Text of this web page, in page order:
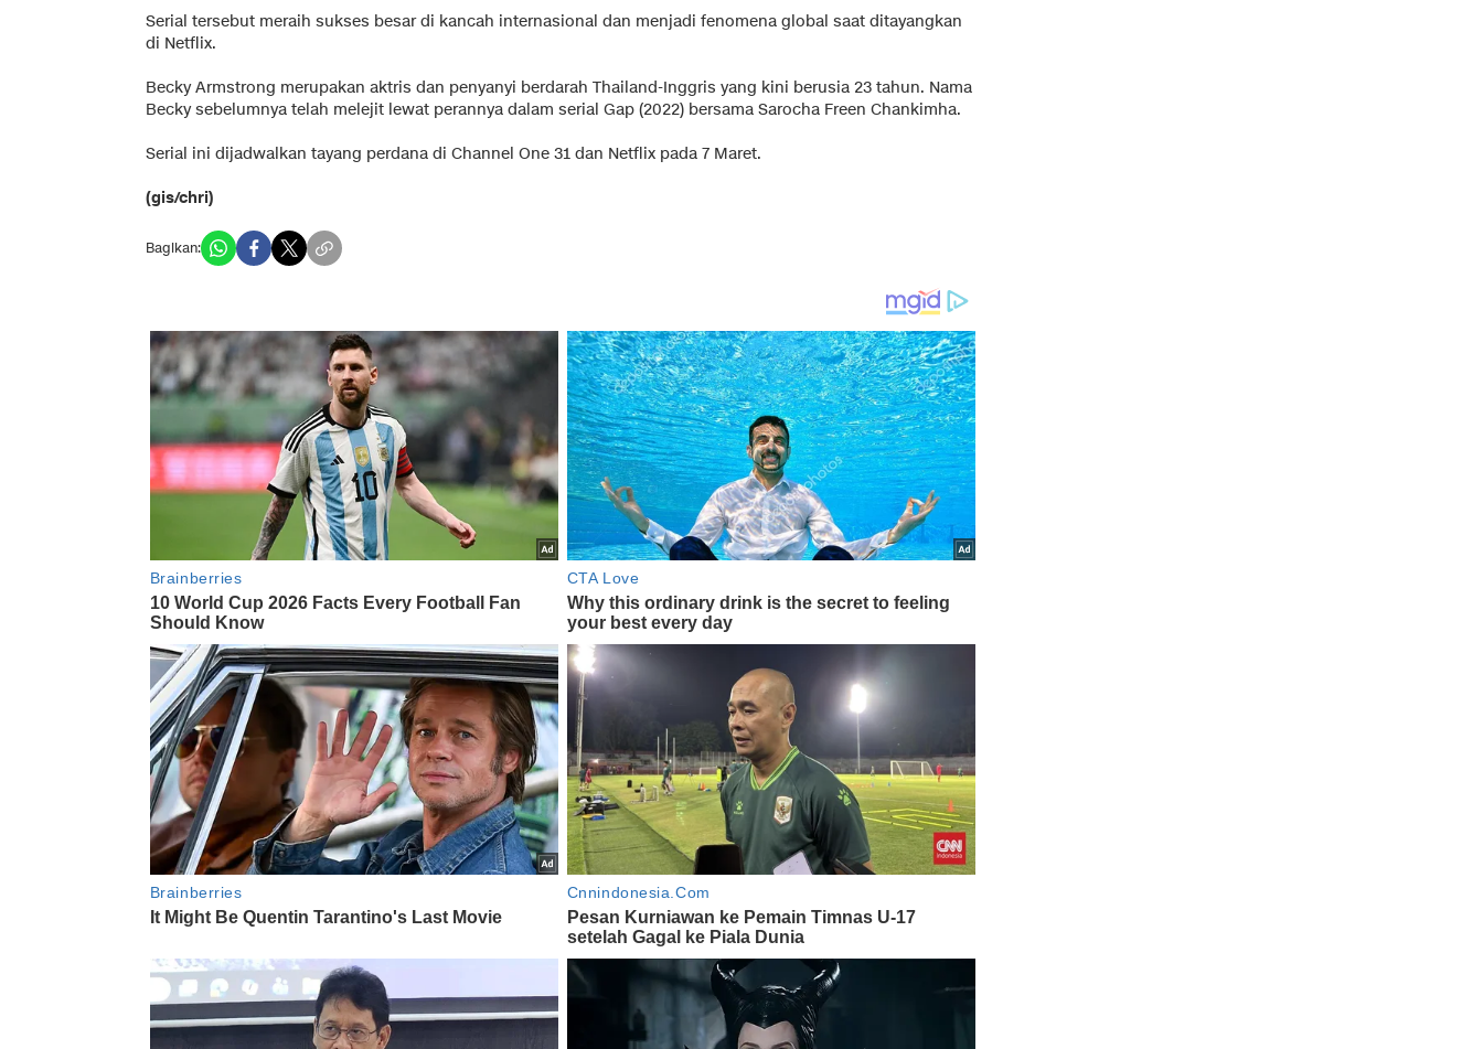
Serial tersebut meraih sukses besar di kancah internasional dan menjadi fenomena global saat ditayangkan
di Netflix.
Becky Armstrong merupakan aktris dan penyanyi berdarah Thailand-Inggris yang kini berusia 23 tahun. Nama
Becky sebelumnya telah melejit lewat perannya dalam serial Gap (2022) bersama Sarocha Freen Chankimha.
Serial ini dijadwalkan tayang perdana di Channel One 31 dan Netflix pada 7 Maret.
(gis/chri)
Bagikan: